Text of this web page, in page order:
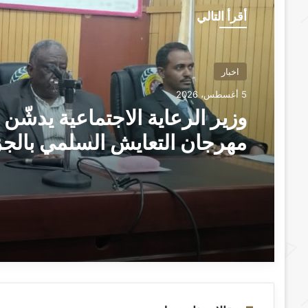
أقرأ التالي
اخبار
5 أغسطس، 2026
وزير الرعاية الاجتماعية يدشّن
مهرجان التعايش السلمي
“الطلاب هم صُنّاع السلام
السودان الجديد” ــ ودمدني :